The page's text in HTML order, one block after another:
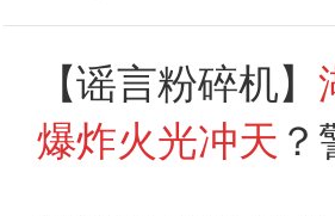
【谣言粉碎机】
爆炸火光冲天